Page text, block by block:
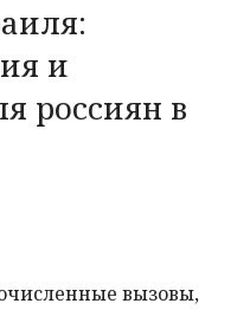
и
россиян в
вызовы,